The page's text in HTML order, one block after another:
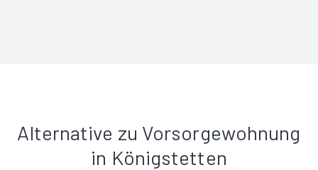
Alternative zu Vorsorgewohnung
in Königstetten